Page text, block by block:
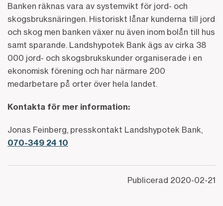
Banken räknas vara av systemvikt för jord- och
skogsbruksnäringen. Historiskt lånar kunderna till jord
och skog men banken växer nu även inom bolån till hus
samt sparande. Landshypotek Bank ägs av cirka 38
000 jord- och skogsbrukskunder organiserade i en
ekonomisk förening och har närmare 200
medarbetare på orter över hela landet.
Kontakta för mer information:
Jonas Feinberg, presskontakt Landshypotek Bank,
070-349 24 10
Publicerad 2020-02-21